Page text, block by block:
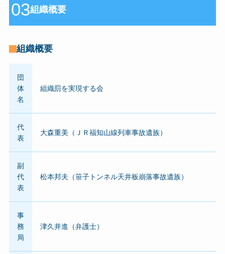
03組織概要
組織概要
団
体
名
組織罰を実現する会
代
表
大森重美（ＪＲ福知山線列車事故遺族）
副
代
表
松本邦夫（笹子トンネル天井板崩落事故遺族）
事
務
局
津久井進（弁護士）